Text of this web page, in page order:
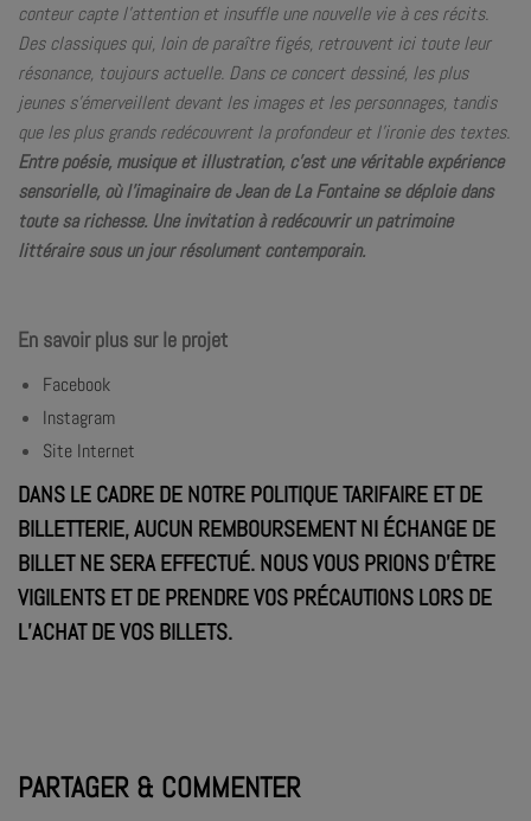
conteur capte l’attention et insuffle une nouvelle vie à ces récits.
Des classiques qui, loin de paraître figés, retrouvent ici toute leur
résonance, toujours actuelle. Dans ce concert dessiné, les plus
jeunes s’émerveillent devant les images et les personnages, tandis
que les plus grands redécouvrent la profondeur et l’ironie des textes.
Entre poésie, musique et illustration, c’est une véritable expérience
sensorielle, où l’imaginaire de Jean de La Fontaine se déploie dans
toute sa richesse. Une invitation à redécouvrir un patrimoine
littéraire sous un jour résolument contemporain.
En savoir plus sur le projet
Facebook
Instagram
Site Internet
DANS LE CADRE DE NOTRE POLITIQUE TARIFAIRE ET DE
BILLETTERIE,AUCUN REMBOURSEMENT NI ÉCHANGE DE
BILLET NE SERA EFFECTUÉ. NOUS VOUS PRIONS D’ÊTRE
VIGILENTS ET DE PRENDRE VOS PRÉCAUTIONS LORS DE
L’ACHAT DE VOS BILLETS.
PARTAGER & COMMENTER